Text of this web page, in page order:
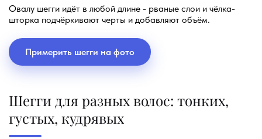
Овалу шегги идёт в любой длине - рваные слои и чёлка-
шторка подчёркивают черты и добавляют объём.
Примерить шегги на фото
Шегги для разных волос: тонких,
густых, кудрявых